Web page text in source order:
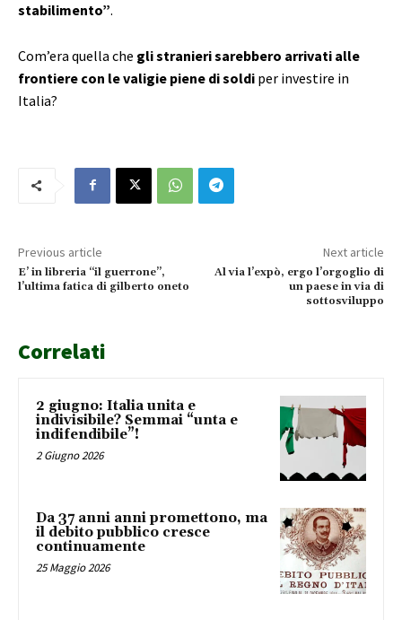
stabilimento”.
Com’era quella che gli stranieri sarebbero arrivati alle
frontiere con le valigie piene di soldi per investire in
Italia?
Previous article
E’ in libreria “il guerrone”,
l’ultima fatica di gilberto oneto
Next article
Al via l’expò, ergo l’orgoglio di
un paese in via di
sottosviluppo
Correlati
2 giugno: Italia unita e
indivisibile? Semmai “unta e
indifendibile”!
2 Giugno 2026
Da 37 anni anni promettono, ma
il debito pubblico cresce
continuamente
25 Maggio 2026